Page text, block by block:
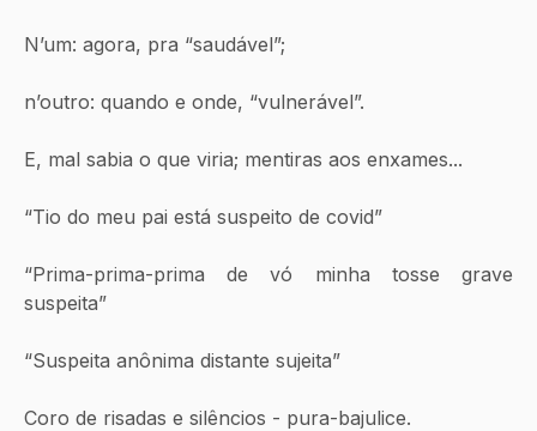
N’um: agora, pra “saudável”;
n’outro: quando e onde, “vulnerável”.
E, mal sabia o que viria; mentiras aos enxames...
“Tio do meu pai está suspeito de covid”
“Prima-prima-prima de vó minha tosse grave
suspeita”
“Suspeita anônima distante sujeita”
Coro de risadas e silêncios - pura-bajulice.